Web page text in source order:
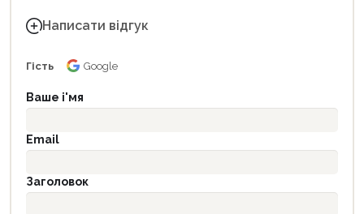
Написати відгук
Гість Google
Ваше і'мя
Email
Заголовок